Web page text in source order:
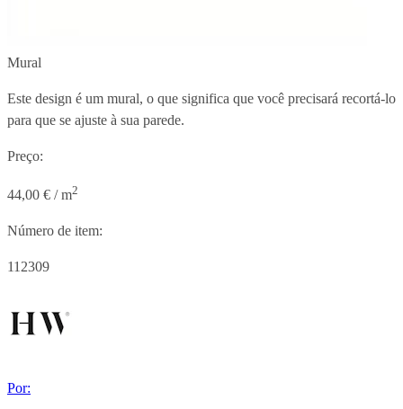
Mural
Este design é um mural, o que significa que você precisará recortá-lo
para que se ajuste à sua parede.
Preço:
44,00 € / m2
Número de item:
112309
Por: